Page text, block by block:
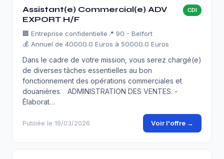
Assistant(e) Commercial(e) ADV
EXPORT H/F
CDI
🏢 Entreprise confidentielle 📍 90 - Belfort
💰 Annuel de 40000.0 Euros à 50000.0 Euros
Dans le cadre de votre mission, vous serez chargé(e)
de diverses tâches essentielles au bon
fonctionnement des opérations commerciales et
douanières. ADMINISTRATION DES VENTES. -
Élaborat…
Publiée le 19/03/2026 Voir l'offre →